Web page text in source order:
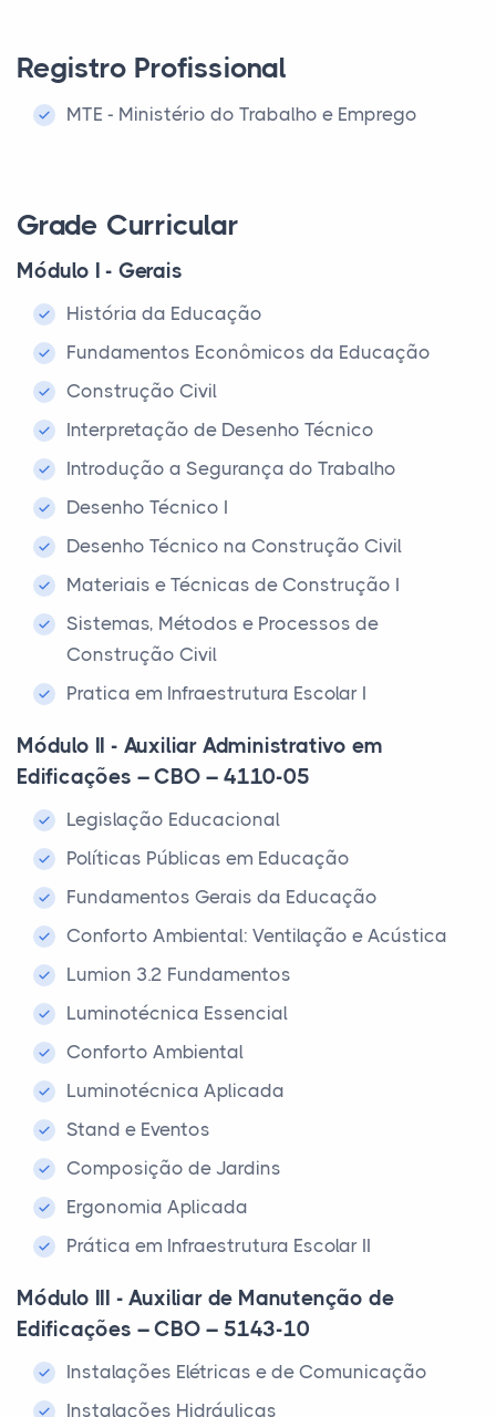
Registro Profissional
MTE - Ministério do Trabalho e Emprego
Grade Curricular
Módulo I - Gerais
História da Educação
Fundamentos Econômicos da Educação
Construção Civil
Interpretação de Desenho Técnico
Introdução a Segurança do Trabalho
Desenho Técnico I
Desenho Técnico na Construção Civil
Materiais e Técnicas de Construção I
Sistemas, Métodos e Processos de
Construção Civil
Pratica em Infraestrutura Escolar I
Módulo II - Auxiliar Administrativo em
Edificações – CBO – 4110-05
Legislação Educacional
Políticas Públicas em Educação
Fundamentos Gerais da Educação
Conforto Ambiental: Ventilação e Acústica
Lumion 3.2 Fundamentos
Luminotécnica Essencial
Conforto Ambiental
Luminotécnica Aplicada
Stand e Eventos
Composição de Jardins
Ergonomia Aplicada
Prática em Infraestrutura Escolar II
Módulo III - Auxiliar de Manutenção de
Edificações – CBO – 5143-10
Instalações Elétricas e de Comunicação
Instalações Hidráulicas